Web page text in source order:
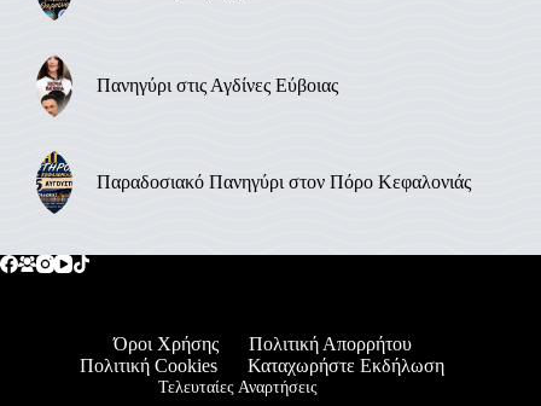
Πανηγύρι στις Αγδίνες Εύβοιας
Παραδοσιακό Πανηγύρι στον Πόρο Κεφαλονιάς
Όροι Χρήσης
Πολιτική Απορρήτου
Πολιτική Cookies
Καταχωρήστε Εκδήλωση
Τελευταίες Αναρτήσεις